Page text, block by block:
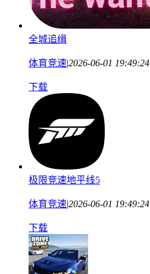
全城追缉
体育竞速|2026-06-01 19:49:24
下载
极限竞速地平线5
体育竞速|2026-06-01 19:49:24
下载